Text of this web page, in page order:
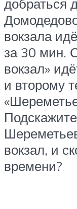
добраться
вокзала
за 30 мин.
вокзал»
и второму
вокзал, и
времени?